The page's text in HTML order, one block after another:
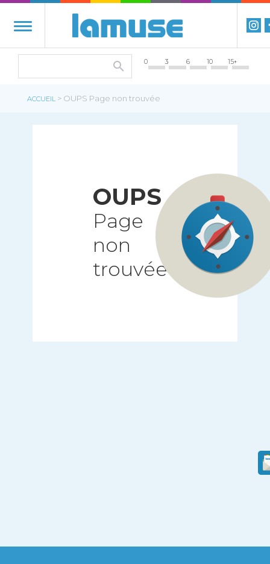
0 3 6 10 15+
ACCUEIL > OUPS Page non trouvée
OUPS
Page
non
trouvée